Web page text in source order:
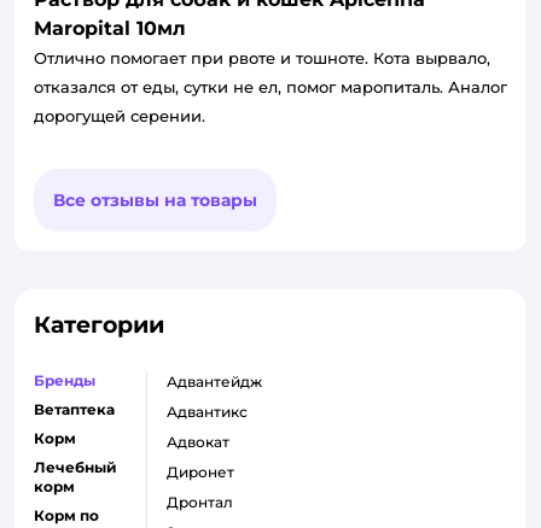
Maropital 10мл
Отлично помогает при рвоте и тошноте. Кота вырвало,
отказался от еды, сутки не ел, помог маропиталь. Аналог
дорогущей серении.
Все отзывы на товары
Категории
Бренды
Ветаптека
Корм
Лечебный
корм
Корм по
адвантейдж
адвантикс
адвокат
диронет
дронтал